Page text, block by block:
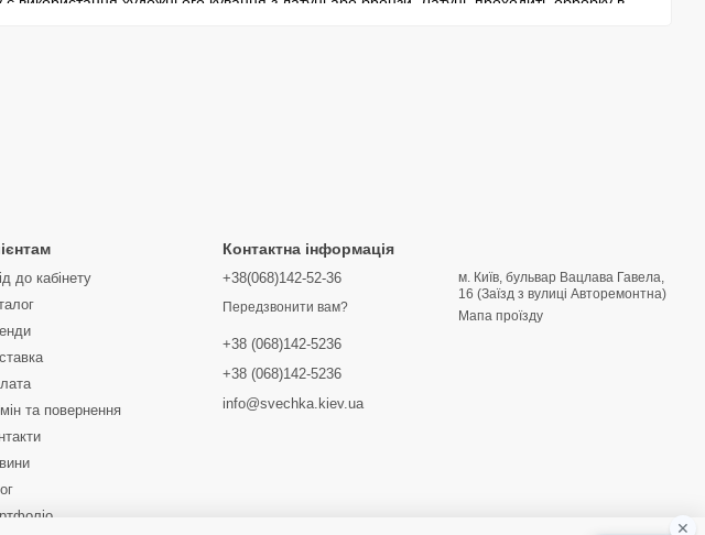
до кабінету
та повернення
Контактна інформація
+38(068)142-52-36
Передзвонити вам?
+38 (068)142-5236
+38 (068)142-5236
info@svechka.kiev.ua
м. Київ, бульвар Вацлава Гавела,
16 (Заїзд з вулиці Авторемонтна)
Мапа проїзду